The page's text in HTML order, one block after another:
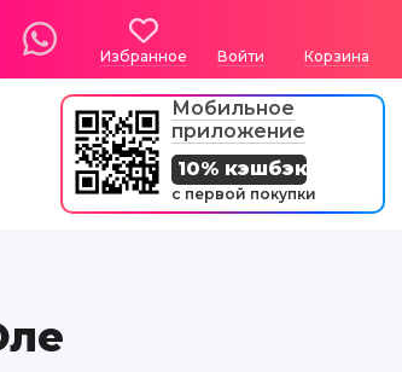
Избранное Войти Корзина
Мобильное
приложение
10% кэшбэк
с первой покупки